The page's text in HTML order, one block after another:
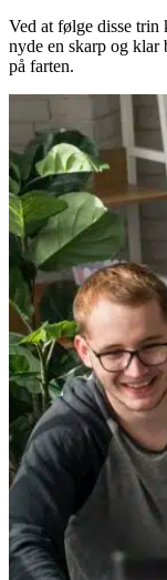
Ved at følge disse
nyde en skarp og
på farten.